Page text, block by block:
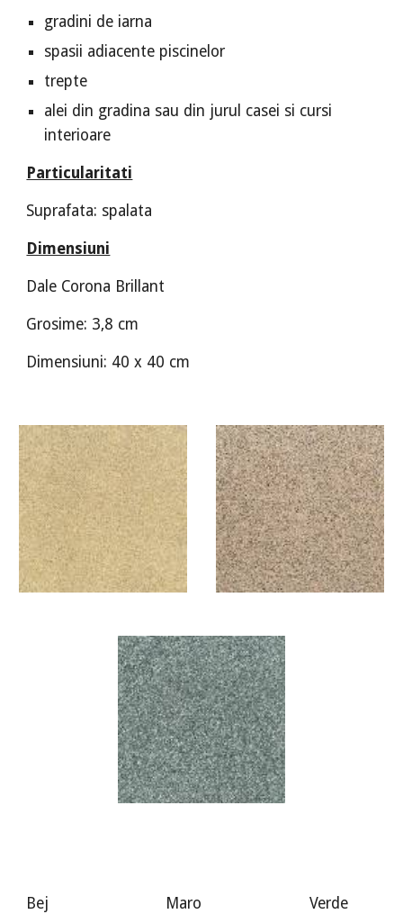
gradini de iarna
spasii adiacente piscinelor
trepte
alei din gradina sau din jurul casei si cursi
interioare
Particularitati
Suprafata: spalata
Dimensiuni
Dale Corona Brillant
Grosime: 3,8 cm
Dimensiuni: 40 x 40 cm
Bej Maro Verde